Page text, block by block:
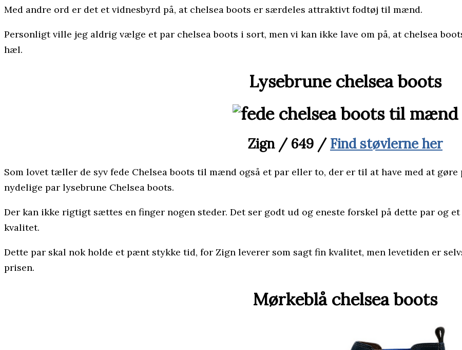
Med andre ord er det et vidnesbyrd på, at chelsea boots er særdeles attraktivt fodtøj til mænd.
Personligt ville jeg aldrig vælge et par chelsea boots i sort, men vi kan ikke lave om på, at chelsea
hæl.
Lysebrune chelsea boots
Zign / 649 / Find støvlerne her
Som lovet tæller de syv fede Chelsea boots til mænd også et par eller to, der er til at have med at
nydelige par lysebrune Chelsea boots.
Der kan ikke rigtigt sættes en finger nogen steder. Det ser godt ud og eneste forskel på dette par og
kvalitet.
Dette par skal nok holde et pænt stykke tid, for Zign leverer som sagt fin kvalitet, men levetiden er
prisen.
Mørkeblå chelsea boots